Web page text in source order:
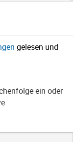
gelesen und